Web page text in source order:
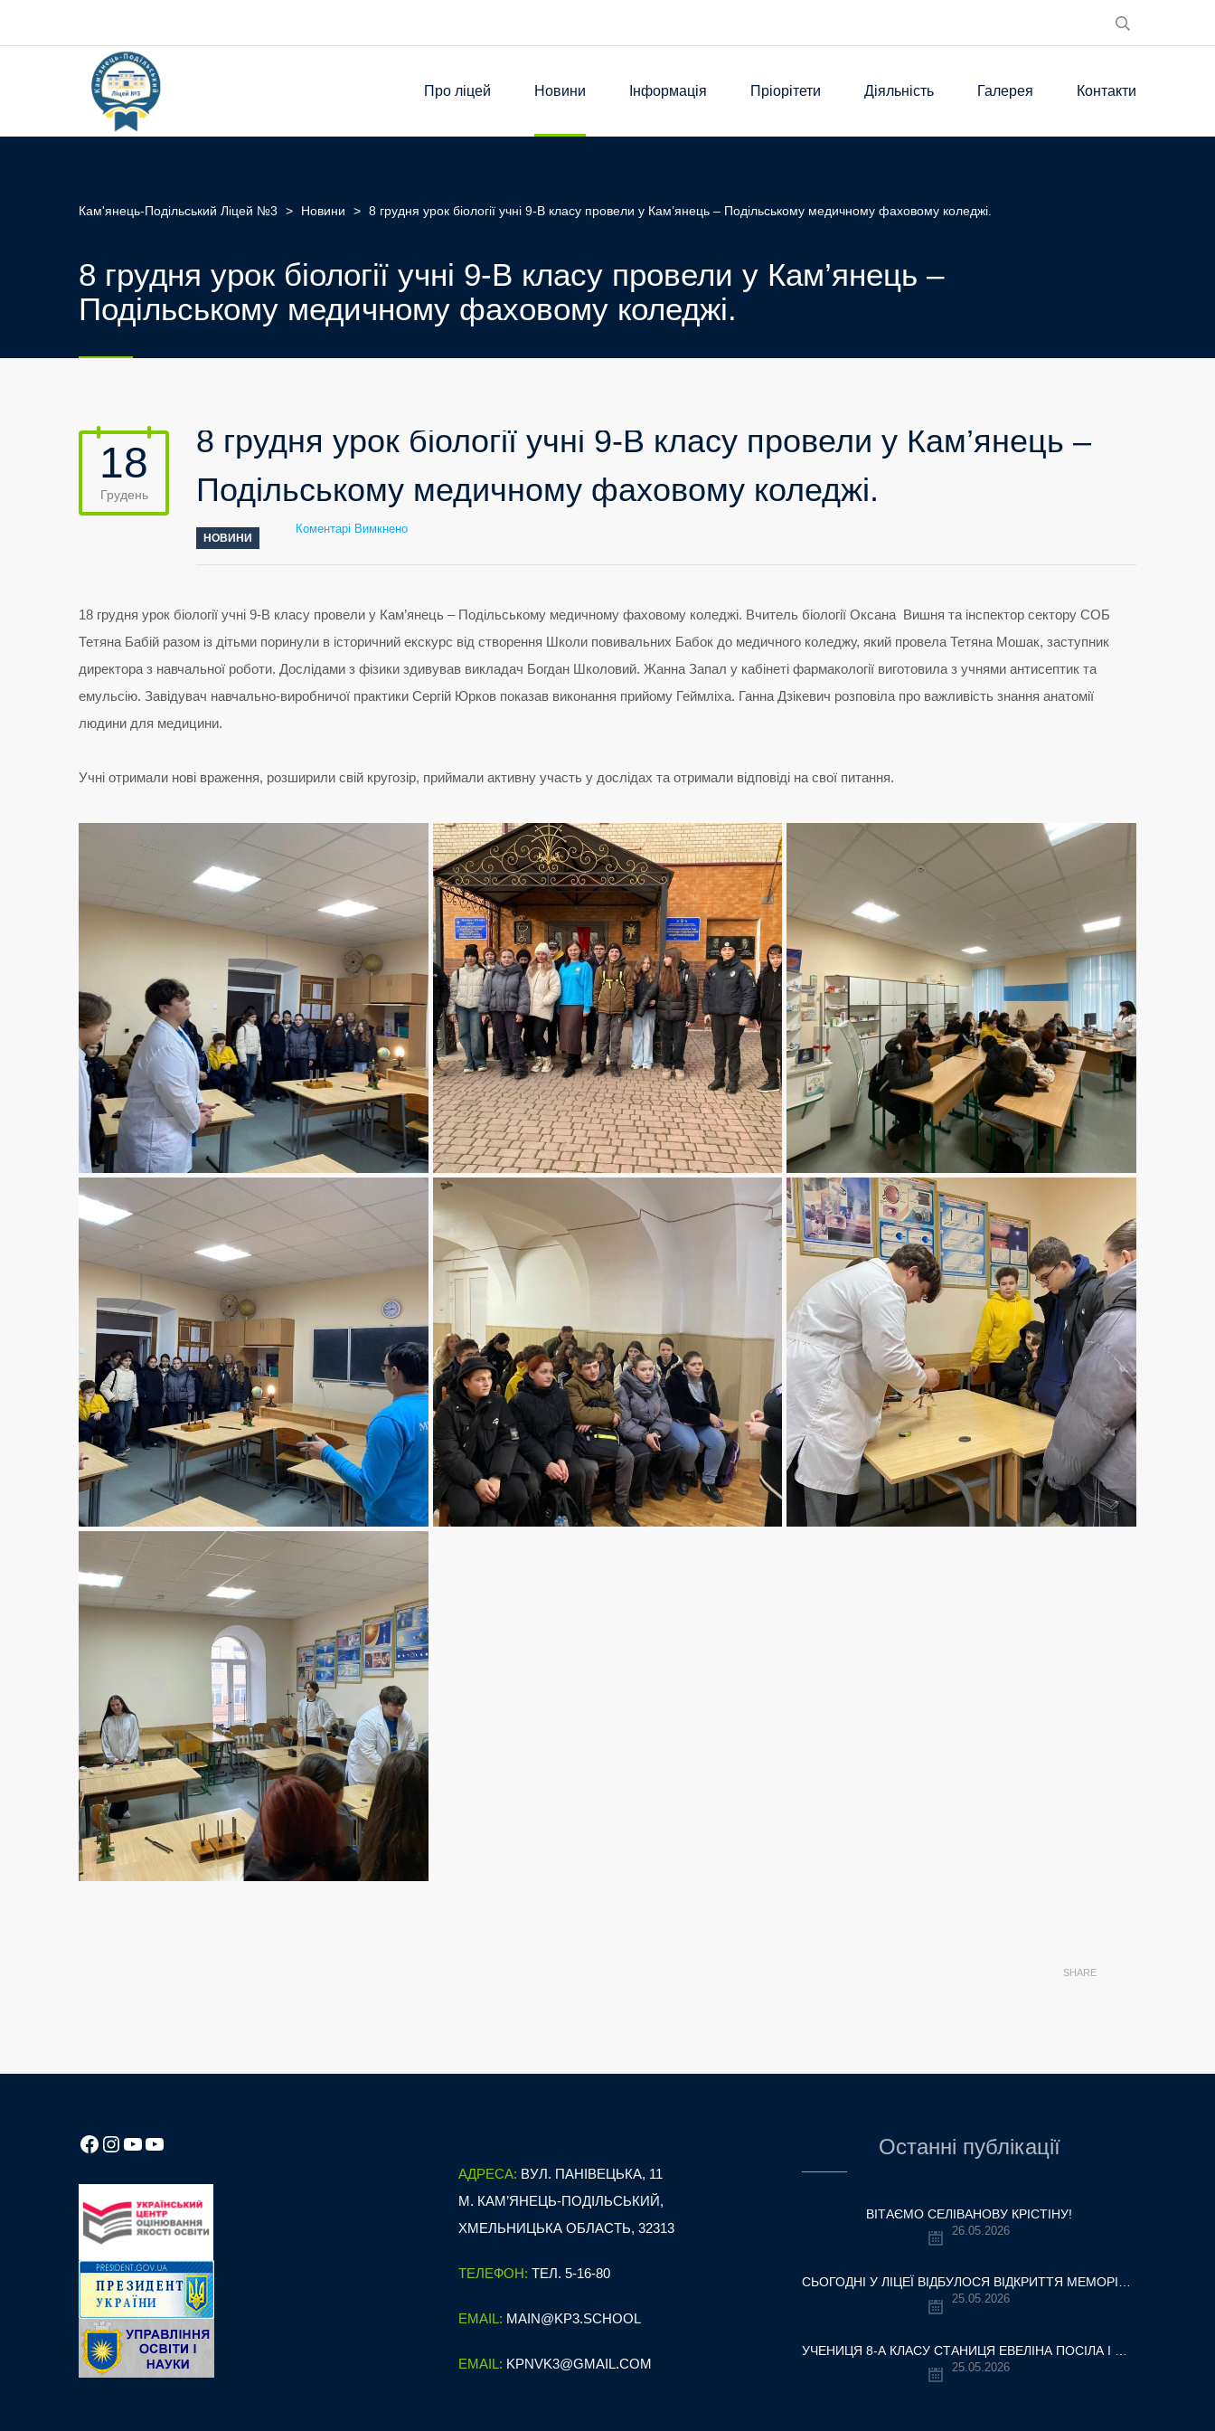
Про ліцей Новини Інформація Пріорітети Діяльність Галерея Контакти
Кам'янець-Подільський Ліцей №3 > Новини > 8 грудня урок біології учні 9-В класу провели у Кам’янець – Подільському медичному фаховому коледжі.
8 грудня урок біології учні 9-В класу провели у Кам’янець –
Подільському медичному фаховому коледжі.
18
Грудень
8 грудня урок біології учні 9-В класу провели у Кам’янець –
Подільському медичному фаховому коледжі.
НОВИНИ
Коментарі Вимкненодо
8грудня
у
Кам’янець
18 грудня урок біології учні 9-В класу провели у Кам’янець – Подільському медичному фаховому коледжі. Вчитель біології Оксана Вишня та інспектор сектору СОБ
Тетяна Бабій разом із дітьми поринули в історичний екскурс від створення Школи повивальних Бабок до медичного коледжу, який провела Тетяна Мошак, заступник
директора з навчальної роботи. Дослідами з фізики здивував викладач Богдан Школовий. Жанна Запал у кабінеті фармакології виготовила з учнями антисептик та
емульсію. Завідувач навчально-виробничої практики Сергій Юрков показав виконання прийому Геймліха. Ганна Дзікевич розповіла про важливість знання анатомії
людини для медицини.
Учні отримали нові враження, розширили свій кругозір, приймали активну участь у дослідах та отримали відповіді на свої питання.
SHARE
Посилання на Facebook сторінку ліцею
Instagram
Посилання на YouTube канал ліцеюПосилання на YouTube канал ліцею
АДРЕСА: ВУЛ. ПАНІВЕЦЬКА, 11
М. КАМ’ЯНЕЦЬ-ПОДІЛЬСЬКИЙ,
ХМЕЛЬНИЦЬКА ОБЛАСТЬ, 32313
ТЕЛЕФОН: ТЕЛ. 5-16-80
EMAIL: MAIN@KP3.SCHOOL
EMAIL: KPNVK3@GMAIL.COM
Останні публікації
ВІТАЄМО СЕЛІВАНОВУ КРІСТІНУ!
26.05.2026
СЬОГОДНІ У ЛІЦЕЇ ВІДБУЛОСЯ ВІДКРИТТЯ МЕМОРІАЛЬНОЇ ДОШКИ НАШОМУ ВЧИТЕЛЮ, ГЕРОЮ УКРАЇНИ — ОЛЕКСАНДРУ ВІТАЛІЙОВИЧУ ШУМЛЯКОВСЬКОМУ.
25.05.2026
25.05.2026